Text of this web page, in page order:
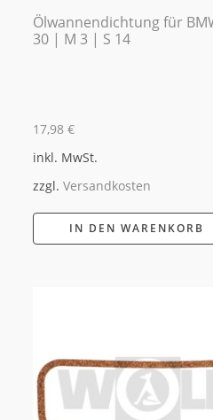
Ölwannendichtung für
30 | M 3 | S 14
17,98 €
inkl. MwSt.
zzgl. Versandkosten
IN DEN WARENKORB